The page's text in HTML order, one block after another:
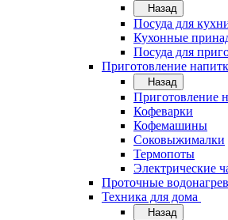
Назад
Посуда для
Кухонные
Посуда для
Приготовление
Назад
Приготовление
Кофеварки
Кофемашины
Соковыжималки
Термопоты
Электрические
Проточные
Техника для дома
Назад